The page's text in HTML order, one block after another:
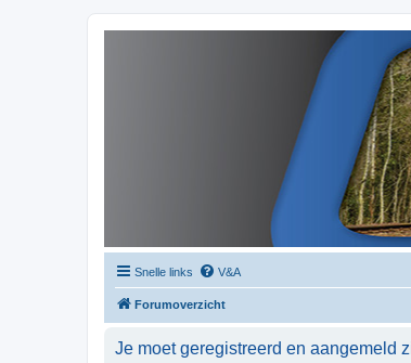
Snelle links V&A
Forumoverzicht
Je moet geregistreerd en aangemeld